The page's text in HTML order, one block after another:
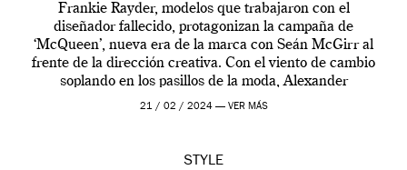
Frankie Rayder, modelos que trabajaron con el
diseñador fallecido, protagonizan la campaña de
‘McQueen’, nueva era de la marca con Seán McGirr al
frente de la dirección creativa. Con el viento de cambio
soplando en los pasillos de la moda, Alexander
McQueen se prepara para una […]
21 / 02 / 2024 — VER MÁS
STYLE